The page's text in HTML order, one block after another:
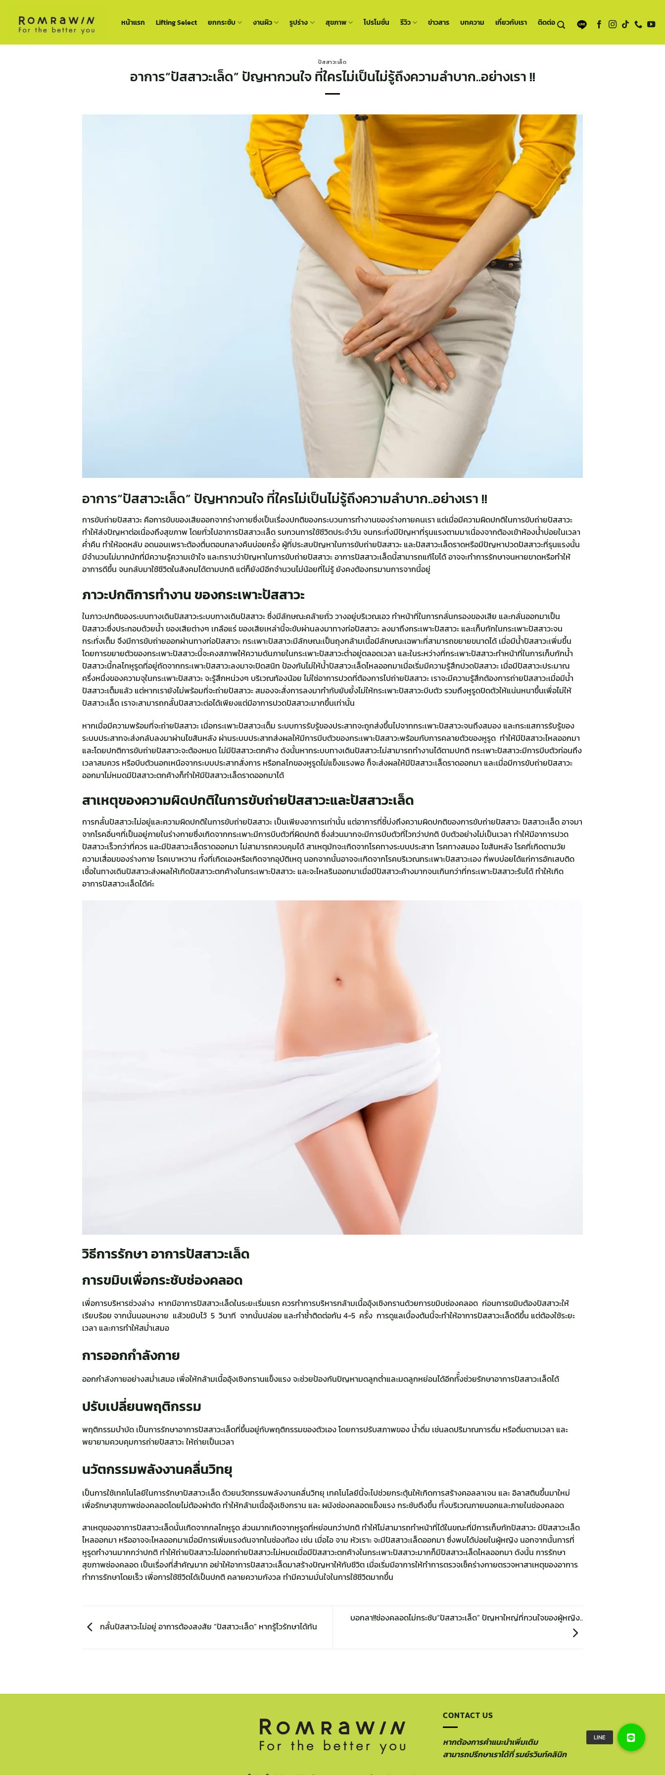
เนื้อหา
หน้าแรก Lifting Select ยกกระชับ งานผิว รูปร่าง สุขภาพ โปรโมชั่น รีวิว ข่าวสาร บทความ เกี่ยวกับเรา ติดต่อ
ปัสสาวะเล็ด
อาการ“ปัสสาวะเล็ด” ปัญหากวนใจ ที่ใครไม่เป็นไม่รู้ถึงความลำบาก..อย่างเรา !!
อาการ“ปัสสาวะเล็ด” ปัญหากวนใจ ที่ใครไม่เป็นไม่รู้ถึงความลำบาก..อย่างเรา !!
การขับถ่ายปัสสาวะ คือการขับของเสียออกจากร่างกายซึ่งเป็นเรื่องปกติของกระบวนการทำงานของร่างกายคนเรา แต่เมื่อมีความผิดปกติในการขับถ่ายปัสสาวะ
ทำให้ส่งปัญหาต่อเนื่องถึงสุขภาพ โดยทั่วไปอาการปัสสาวะเล็ด รบกวนการใช้ชีวิตประจำวัน จนกระทั่งมีปัญหาที่รุนแรงตามมาเนื่องจากต้องเข้าห้องน้ำบ่อยในเวลา
ค่ำคืน ทำให้อดหลับ อดนอนเพราะต้องตื่นตอนกลางคืนบ่อยครั้ง ผู้ที่ประสบปัญหาในการขับถ่ายปัสสาวะ และปัสสาวะเล็ดราดหรือมีปัญหาปวดปัสสาวะที่รุนแรงนั้น
มีจำนวนไม่มากนักที่มีความรู้ความเข้าใจ และทราบว่าปัญหาในการขับถ่ายปัสสาวะ อาการปัสสาวะเล็ดนี้สามารถแก้ไขได้ อาจจะทำการรักษาจนหายขาดหรือทำให้
อาการดีขึ้น จนกลับมาใช้ชีวิตในสังคมได้ตามปกติ แต่ก็ยังมีอีกจำนวนไม่น้อยที่ไม่รู้ ยังคงต้องทรมานการจากนี้อยู่
ภาวะปกติการทำงาน ของกระเพาะปัสสาวะ
ในภาวะปกติของระบบทางเดินปัสสาวะระบบทางเดินปัสสาวะ ซึ่งมีลักษณะคล้ายถั่ว วางอยู่บริเวณเอว ทำหน้าที่ในการกลั่นกรองของเสีย และกลั่นออกมาเป็น
ปัสสาวะซึ่งประกอบด้วยน้ำ ของเสียต่างๆ เกลือแร่ ของเสียเหล่านี้จะขับผ่านลงมาทางท่อปัสสาวะ ลงมาถึงกระเพาะปัสสาวะ และเก็บกักในกระเพาะปัสสาวะจน
กระทั่งเต็ม จึงมีการขับถ่ายออกผ่านทางท่อปัสสาวะ กระเพาะปัสสาวะมีลักษณะเป็นถุงกล้ามเนื้อมีลักษณะเฉพาะที่สามารถขยายขนาดได้ เมื่อมีน้ำปัสสาวะเพิ่มขึ้น
โดยการขยายตัวของกระเพาะปัสสาวะนี้จะคงสภาพให้ความดันภายในกระเพาะปัสสาวะต่ำอยู่ตลอดเวลา และในระหว่างที่กระเพาะปัสสาวะทำหน้าที่ในการเก็บกักน้ำ
ปัสสาวะนี้กลไกหูรูดที่อยู่ถัดจากกระเพาะปัสสาวะลงมาจะปิดสนิท ป้องกันไม่ให้น้ำปัสสาวะเล็ดไหลออกมาเมื่อเริ่มมีความรู้สึกปวดปัสสาวะ เมื่อมีปัสสาวะประมาณ
ครึ่งหนึ่งของความจุในกระเพาะปัสสาวะ จะรู้สึกหน่วงๆ บริเวณท้องน้อย ไม่ใช่อาการปวดที่ต้องการไปถ่ายปัสสาวะ เราจะมีความรู้สึกต้องการถ่ายปัสสาวะเมื่อมีน้ำ
ปัสสาวะเต็มแล้ว แต่หากเรายังไม่พร้อมที่จะถ่ายปัสสาวะ สมองจะสั่งการลงมากำกับยับยั้งไม่ให้กระเพาะปัสสาวะบีบตัว รวมถึงหูรูดปิดตัวให้แน่นหนาขึ้นเพื่อไม่ให้
ปัสสาวะเล็ด เราจะสามารถกลั้นปัสสาวะต่อได้เพียงแต่มีอาการปวดปัสสาวะมากขึ้นเท่านั้น
หากเมื่อมีความพร้อมที่จะถ่ายปัสสาวะ เมื่อกระเพาะปัสสาวะเต็ม ระบบการรับรู้ของประสาทจะถูกส่งขึ้นไปจากกระเพาะปัสสาวะจนถึงสมอง และกระแสการรับรู้ของ
ระบบประสาทจะส่งกลับลงมาผ่านไขสันหลัง ผ่านระบบประสาทส่งผลให้มีการบีบตัวของกระเพาะปัสสาวะพร้อมกับการคลายตัวของหูรูด ทำให้มีปัสสาวะไหลออกมา
และโดยปกติการขับถ่ายปัสสาวะจะต้องหมด ไม่มีปัสสาวะตกค้าง ดังนั้นหากระบบทางเดินปัสสาวะไม่สามารถทำงานได้ตามปกติ กระเพาะปัสสาวะมีการบีบตัวก่อนถึง
เวลาสมควร หรือบีบตัวนอกเหนือจากระบบประสาทสั่งการ หรือกลไกของหูรูดไม่แข็งแรงพอ ก็จะส่งผลให้มีปัสสาวะเล็ดราดออกมา และเมื่อมีการขับถ่ายปัสสาวะ
ออกมาไม่หมดมีปัสสาวะตกค้างก็ทำให้มีปัสสาวะเล็ดราดออกมาได้
สาเหตุของความผิดปกติในการขับถ่ายปัสสาวะและปัสสาวะเล็ด
การกลั้นปัสสาวะไม่อยู่และความผิดปกติในการขับถ่ายปัสสาวะ เป็นเพียงอาการเท่านั้น แต่อาการที่ชี้บ่งถึงความผิดปกติของการขับถ่ายปัสสาวะ ปัสสาวะเล็ด อาจมา
จากโรคอื่นๆที่เป็นอยู่ภายในร่างกายซึ่งเกิดจากกระเพาะมีการบีบตัวที่ผิดปกติ ซึ่งส่วนมากจะมีการบีบตัวที่ไวกว่าปกติ บีบตัวอย่างไม่เป็นเวลา ทำให้มีอาการปวด
ปัสสาวะเร็วกว่าที่ควร และมีปัสสาวะเล็ดราดออกมา ไม่สามารถควบคุมได้ สาเหตุมักจะเกิดจากโรคทางระบบประสาท โรคทางสมอง ไขสันหลัง โรคที่เกิดตามวัย
ความเสื่อมของร่างกาย โรคเบาหวาน ทั้งที่เกิดเองหรือเกิดจากอุบัติเหตุ นอกจากนั้นอาจจะเกิดจากโรคบริเวณกระเพาะปัสสาวะเอง ที่พบบ่อยได้แก่การอักเสบติด
เชื้อในทางเดินปัสสาวะส่งผลให้เกิดปัสสาวะตกค้างในกระเพาะปัสสาวะ และจะไหลรินออกมาเมื่อมีปัสสาวะค้างมากจนเกินกว่าที่กระเพาะปัสสาวะรับได้ ทำให้เกิด
อาการปัสสาวะเล็ดได้ค่ะ
วิธีการรักษา อาการปัสสาวะเล็ด
การขมิบเพื่อกระชับช่องคลอด
เพื่อการบริหารช่วงล่าง หากมีอาการปัสสาวะเล็ดในระยะเริ่มแรก ควรทำการบริหารกล้ามเนื้ออุ้งเชิงกรานด้วยการขมิบช่องคลอด ก่อนการขมิบต้องปัสสาวะให้
เรียบร้อย จากนั้นนอนหงาย แล้วขมิบไว้ 5 วินาที จากนั้นปล่อย และทำซ้ำติดต่อกัน 4-5 ครั้ง การดูแลเบื้องต้นนี้จะทำให้อาการปัสสาวะเล็ดดีขึ้น แต่ต้องใช้ระยะ
เวลา และการทำให้สม่ำเสมอ
การออกกำลังกาย
ออกกำลังกายอย่างสม่ำเสมอ เพื่อให้กล้ามเนื้ออุ้งเชิงกรานแข็งแรง จะช่วยป้องกันปัญหามดลูกต่ำและมดลูกหย่อนได้อีกทัั้งช่วยรักษาอาการปัสสาวะเล็ดได้
ปรับเปลี่ยนพฤติกรรม
พฤติกรรมบำบัด เป็นการรักษาอาการปัสสาวะเล็ดที่ขึ้นอยู่กับพฤติกรรมของตัวเอง โดยการปรับสภาพของ น้ำดื่ม เช่นลดปริมาณการดื่ม หรือดื่มตามเวลา และ
พยายามควบคุมการถ่ายปัสสาวะ ให้ถ่ายเป็นเวลา
นวัตกรรมพลังงานคลื่นวิทยุ
เป็นการใช้เทคโนโลยีในการรักษาปัสสาวะเล็ด ด้วยนวัตกรรมพลังงานคลื่นวิทยุ เทคโนโลยีนี้จะไปช่วยกระตุ้นให้เกิดการสร้างคอลลาเจน และ อิลาสตินขึ้นมาใหม่
เพื่อรักษาสุขภาพช่องคลอดโดยไม่ต้องผ่าตัด ทำให้กล้ามเนื้ออุ้งเชิงกราน และ ผนังช่องคลอดแข็งแรง กระชับตึงขึ้น ทั้งบริเวณภายนอกและภายในช่องคลอด
สาเหตุของอาการปัสสาวะเล็ดนั้นเกิดจากกลไกหูรูด ส่วนมากเกิดจากหูรูดที่หย่อนกว่าปกติ ทำให้ไม่สามารถทำหน้าที่ได้ในขณะที่มีการเก็บกักปัสสาวะ มีปัสสาวะเล็ด
ไหลออกมา หรืออาจจะไหลออกมาเมื่อมีการเพิ่มแรงดันจากในช่องท้อง เช่น เมื่อไอ จาม หัวเราะ จะมีปัสสาวะเล็ดออกมา ซึ่งพบได้บ่อยในผู้หญิง นอกจากนั้นการที่
หูรูดทำงานมากกว่าปกติ ทำให้ถ่ายปัสสาวะไม่ออกถ่ายปัสสาวะไม่หมดเมื่อมีปัสสาวะตกค้างในกระเพาะปัสสาวะมากก็มีปัสสาวะเล็ดไหลออกมา ดังนั้น การรักษา
สุขภาพช่องคลอด เป็นเรื่องที่สำคัญมาก อย่าให้อาการปัสสาวะเล็ดมาสร้างปัญหาให้กับชีวิต เมื่อเริ่มมีอาการให้ทำการตรวจเช็คร่างกายตรวจหาสาเหตุของอาการ
ทำการรักษาโดยเร็ว เพื่อการใช้ชีวิตได้เป็นปกติ คลายความกังวล ทำมีความมั่นใจในการใช้ชีวิตมากขึ้น
กลั้นปัสสาวะไม่อยู่ อาการต้องสงสัย “ปัสสาวะเล็ด” หากรู้ไวรักษาได้ทัน
บอกลา!!ช่องคลอดไม่กระชับ“ปัสสาวะเล็ด” ปัญหาใหญ่ที่กวนใจของผู้หญิง..
CONTACT US
หากต้องการคำแนะนำเพิ่มเติม
สามารถปรึกษาเราได้ที่ รมย์รวินท์คลินิก